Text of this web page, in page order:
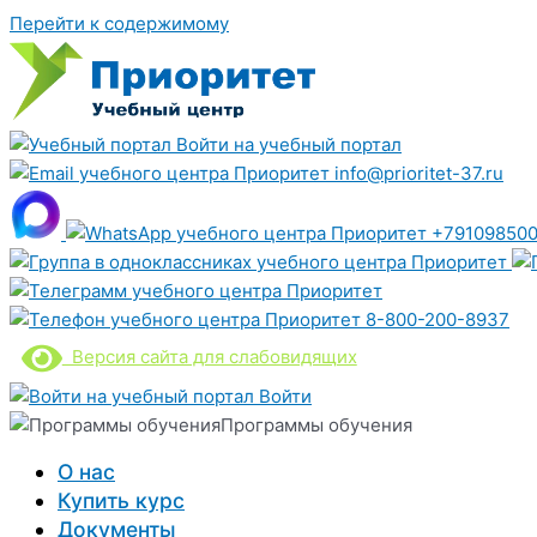
Перейти к содержимому
Войти на учебный портал
info@prioritet-37.ru
8-800-200-8937
Версия сайта для слабовидящих
Войти
Программы обучения
О нас
Купить курс
Документы